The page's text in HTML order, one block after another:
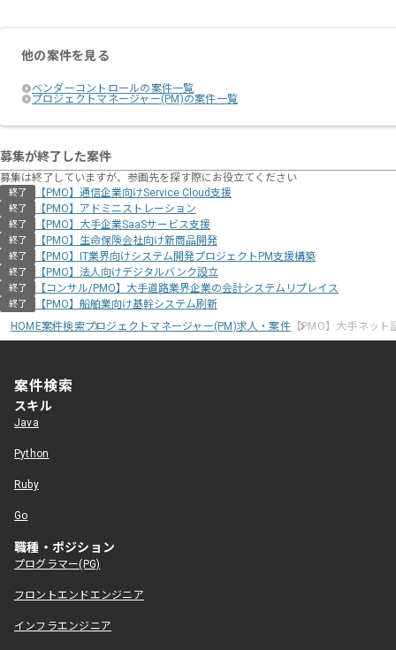
他の案件を見る
ベンダーコントロールの案件一覧
プロジェクトマネージャー(PM)の案件一覧
募集が終了した案件
募集は終了していますが、参画先を探す際にお役立てください
終了 【PMO】通信企業向けService Cloud支援
終了 【PMO】アドミニストレーション
終了 【PMO】大手企業SaaSサービス支援
終了 【PMO】生命保険会社向け新商品開発
終了 【PMO】IT業界向けシステム開発プロジェクトPM支援構築
終了 【PMO】法人向けデジタルバンク設立
終了 【コンサル/PMO】大手道路業界企業の会計システムリプレイス
終了
【PMO】船舶業向け基幹システム刷新
HOME案件検索プロジェクトマネージャー(PM)求人・案件【PMO】大手ネット
案件検索
スキル
Java
Python
Ruby
Go
職種・ポジション
プログラマー(PG)
フロントエンドエンジニア
インフラエンジニア